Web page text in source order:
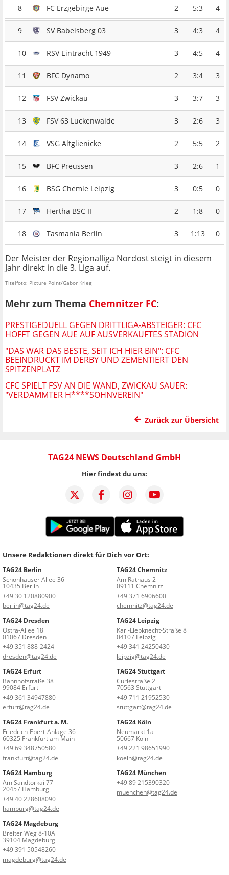
8 FC Erzgebirge Aue 2 5:3 4
9 SV Babelsberg 03 3 4:3 4
10 RSV Eintracht 1949 3 4:5 4
11 BFC Dynamo 2 3:4 3
12 FSV Zwickau 3 3:7 3
13 FSV 63 Luckenwalde 3 2:6 3
14 VSG Altglienicke 2 5:5 2
15 BFC Preussen 3 2:6 1
16 BSG Chemie Leipzig 3 0:5 0
17 Hertha BSC II 2 1:8 0
18 Tasmania Berlin 3 1:13 0
Der Meister der Regionalliga Nordost steigt in diesem
Jahr direkt in die 3. Liga auf.
Titelfoto: Picture Point/Gabor Krieg
Mehr zum Thema Chemnitzer FC:
PRESTIGEDUELL GEGEN DRITTLIGA-ABSTEIGER: CFC
HOFFT GEGEN AUE AUF AUSVERKAUFTES STADION
"DAS WAR DAS BESTE, SEIT ICH HIER BIN": CFC
BEEINDRUCKT IM DERBY UND ZEMENTIERT DEN
SPITZENPLATZ
CFC SPIELT FSV AN DIE WAND, ZWICKAU SAUER:
"VERDAMMTER H****SOHNVEREIN"
Zurück zur Übersicht
TAG24 NEWS Deutschland GmbH
Hier findest du uns:
Unsere Redaktionen direkt für Dich vor Ort:
TAG24 Berlin
Schönhauser Allee 36
10435 Berlin
+49 30 120880900
berlin@tag24.de
TAG24 Chemnitz
Am Rathaus 2
09111 Chemnitz
+49 371 6906600
chemnitz@tag24.de
TAG24 Dresden
Ostra-Allee 18
01067 Dresden
+49 351 888-2424
dresden@tag24.de
TAG24 Leipzig
Karl-Liebknecht-Straße 8
04107 Leipzig
+49 341 24250430
leipzig@tag24.de
TAG24 Erfurt
Bahnhofstraße 38
99084 Erfurt
+49 361 34947880
erfurt@tag24.de
TAG24 Stuttgart
Curiestraße 2
70563 Stuttgart
+49 711 21952530
stuttgart@tag24.de
TAG24 Frankfurt a. M.
Friedrich-Ebert-Anlage 36
60325 Frankfurt am Main
+49 69 348750580
frankfurt@tag24.de
TAG24 Köln
Neumarkt 1a
50667 Köln
+49 221 98651990
koeln@tag24.de
TAG24 Hamburg
Am Sandtorkai 77
20457 Hamburg
+49 40 228608090
hamburg@tag24.de
TAG24 München
+49 89 215390320
muenchen@tag24.de
TAG24 Magdeburg
Breiter Weg 8-10A
39104 Magdeburg
+49 391 50548260
magdeburg@tag24.de